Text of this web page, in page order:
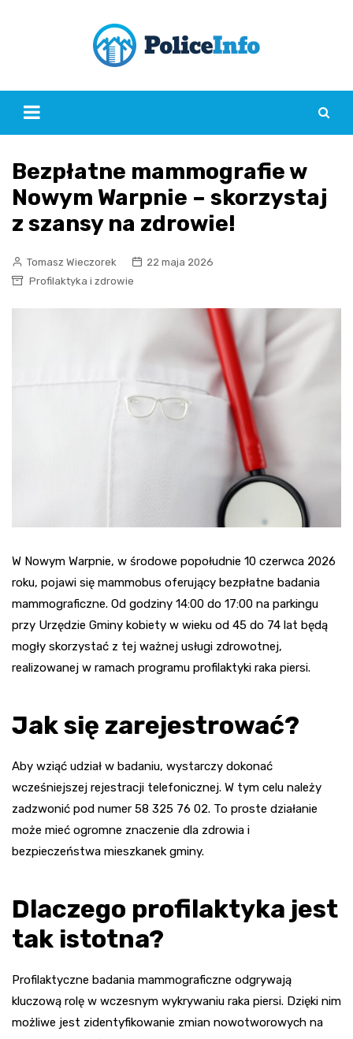
Bezpłatne mammografie w
Nowym Warpnie – skorzystaj
z szansy na zdrowie!
Tomasz Wieczorek
22 maja 2026
Profilaktyka i zdrowie
W Nowym Warpnie, w środowe popołudnie 10 czerwca 2026
roku, pojawi się mammobus oferujący bezpłatne badania
mammograficzne. Od godziny 14:00 do 17:00 na parkingu
przy Urzędzie Gminy kobiety w wieku od 45 do 74 lat będą
mogły skorzystać z tej ważnej usługi zdrowotnej,
realizowanej w ramach programu profilaktyki raka piersi.
Jak się zarejestrować?
Aby wziąć udział w badaniu, wystarczy dokonać
wcześniejszej rejestracji telefonicznej. W tym celu należy
zadzwonić pod numer 58 325 76 02. To proste działanie
może mieć ogromne znaczenie dla zdrowia i
bezpieczeństwa mieszkanek gminy.
Dlaczego profilaktyka jest
tak istotna?
Profilaktyczne badania mammograficzne odgrywają
kluczową rolę w wczesnym wykrywaniu raka piersi. Dzięki nim
możliwe jest zidentyfikowanie zmian nowotworowych na